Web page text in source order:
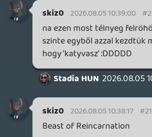
Vakon ugrottam bele, valahogy teljesen
elment mellettem ez a játék, de úgy
voltam vele, hogy GP-ben azért adok neki
egy esélyt, főleg annak ellenére, hogy
mennyire fikázzák..
Ez egy Stellar Blade x Nier Automata x
Sekiro x Tenchu x Horizon x Cusima meg
még nem tudom micsoda egyveleg 😃
nem tudja eldönteni mi akart lenni, de
egyébként mégis egész jópofa - egészen
jól fut (már) XSX-en, és UE5 ellenére nem
egy mosottszar gém még performance-